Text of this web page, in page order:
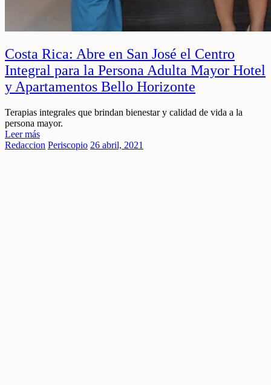
Costa Rica: Abre en San José el Centro
Integral para la Persona Adulta Mayor Hotel
y Apartamentos Bello Horizonte
Terapias integrales que brindan bienestar y calidad de vida a la
persona mayor.
Leer más
Redaccion Periscopio 26 abril, 2021